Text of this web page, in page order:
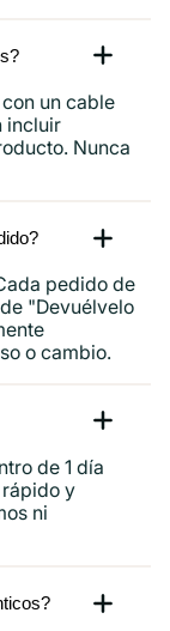
un cable
incluir
Nunca
pedido de
"Devuélvelo
o cambio.
de 1 día
y
ni